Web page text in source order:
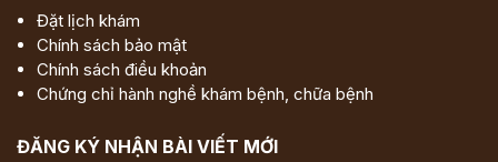
Đặt lịch khám
Chính sách bảo mật
Chính sách điều khoản
Chứng chỉ hành nghề khám bệnh, chữa bệnh
ĐĂNG KÝ NHẬN BÀI VIẾT MỚI